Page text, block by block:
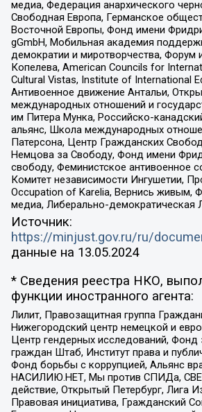
медиа, Федерация анархического
Свободная Европа, Германское
Восточной Европы, Фонд имени
gGmbH, Мобильная академия
демократии и миротворчества, Форум
Копелева, American Councils for
Cultural Vistas, Institute of International
Антивоенное движение Антальи,
международных отношений и
им Питера Мунка, Российско-
альянс, Школа международных
Патерсона, Центр Гражданских
Немцова за Свободу, Фонд имени
свободу, Феминистское антивоенное
Комитет независимости Ингушетии,
Occupation of Karelia, Вернись живым,
медиа, Либерально-демократическая
Источник:
https://minjust.gov.ru/ru/
данные на 13.05.2024
* Сведения реестра НКО,
функции иностранного агента:
Лилит, Правозащитная группа
Нижегородский центр немецкой и
Центр гендерных исследований, Фонд
граждан Штаб, Институт права и
Фонд борьбы с коррупцией, Альянс
НАСИЛИЮ.НЕТ, Мы против СПИДа,
действие, Открытый Петербург, Лига
Правовая инициатива, Гражданский